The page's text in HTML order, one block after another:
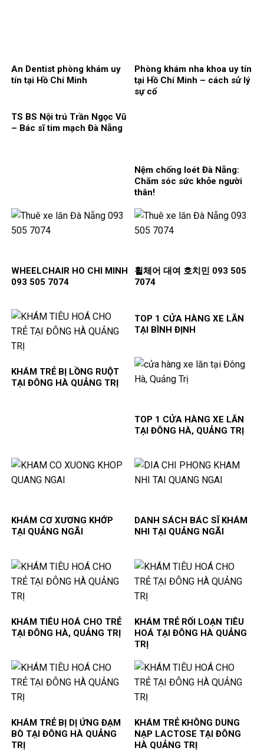
An Dentist phòng khám uy
tín tại Hồ Chí Minh
Phòng khám nha khoa uy tín
tại Hồ Chí Minh – cách sử lý
sự cố
TS BS Nội trú Trần Ngọc Vũ
– Bác sĩ tim mạch Đà Nẵng
Nệm chống loét Đà Nẵng:
Chăm sóc sức khỏe người
thân!
WHEELCHAIR HO CHI MINH
093 505 7074
휠체어 대여 호치민 093 505
7074
KHÁM TRẺ BỊ LỒNG RUỘT
TẠI ĐÔNG HÀ QUẢNG TRỊ
TOP 1 CỬA HÀNG XE LĂN
TẠI BÌNH ĐỊNH
TOP 1 CỬA HÀNG XE LĂN
TẠI ĐÔNG HÀ, QUẢNG TRỊ
KHÁM CƠ XƯƠNG KHỚP
TẠI QUẢNG NGÃI
DANH SÁCH BÁC SĨ KHÁM
NHI TẠI QUẢNG NGÃI
KHÁM TIÊU HOÁ CHO TRẺ
TẠI ĐÔNG HÀ, QUẢNG TRỊ
KHÁM TRẺ RỐI LOẠN TIÊU
HOÁ TẠI ĐÔNG HÀ QUẢNG
TRỊ
KHÁM TRẺ BỊ DỊ ỨNG ĐẠM
BÒ TẠI ĐÔNG HÀ QUẢNG
TRỊ
KHÁM TRẺ KHÔNG DUNG
NẠP LACTOSE TẠI ĐÔNG
HÀ QUẢNG TRỊ